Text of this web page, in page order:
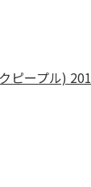
ピープル)